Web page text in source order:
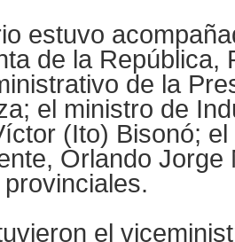
estuvo
de la República,
de la
el ministro de
(Ito) Bisonó;
Orlando Jorge
el